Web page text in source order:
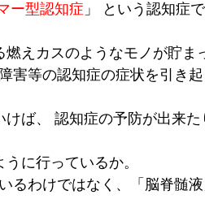
ー型認知症 」 という認知症で
えカスのようなモノが貯ま
害等の認知症の症状を引き
ば、 認知症の予防が出来た
に行っているか。
るわけではなく、「脳脊髄